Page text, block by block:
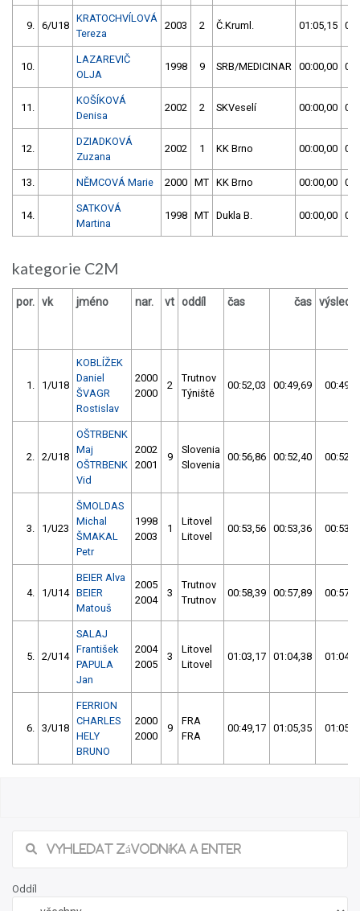
9. 6/U18
KRATOCHVÍLOVÁ
Tereza
2003 2 Č.Kruml. 01:05,15
10.
LAZAREVIČ
OLJA
1998 9 SRB/MEDICINAR 00:00,00
11.
KOŠÍKOVÁ
Denisa
2002 2 SKVeselí 00:00,00
12.
DZIADKOVÁ
Zuzana
2002 1 KK Brno 00:00,00
13. NĚMCOVÁ Marie 2000 MT KK Brno 00:00,00
14.
SATKOVÁ
Martina
1998 MT Dukla B. 00:00,00
kategorie C2M
por. vk jméno nar. vt oddíl čas čas
1. 1/U18
KOBLÍŽEK
Daniel
ŠVAGR
Rostislav
2000
2000
2
Trutnov
Týniště
00:52,03 00:49,69
2. 2/U18
OŠTRBENK
Maj
OŠTRBENK
Vid
2002
2001
9
Slovenia
Slovenia
00:56,86 00:52,40
3. 1/U23
ŠMOLDAS
Michal
ŠMAKAL
Petr
1998
2003
1
Litovel
Litovel
00:53,56 00:53,36
4. 1/U14
BEIER Alva
BEIER
Matouš
2005
2004
3
Trutnov
Trutnov
00:58,39 00:57,89
5. 2/U14
SALAJ
František
PAPULA
Jan
2004
2005
3
Litovel
Litovel
01:03,17 01:04,38
6. 3/U18
FERRION
CHARLES
HELY
BRUNO
2000
2000
9
FRA
FRA
00:49,17 01:05,35
Oddíl